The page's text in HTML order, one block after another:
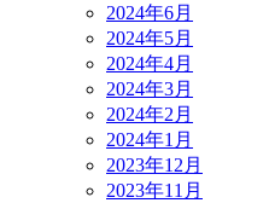
2024年6月
2024年5月
2024年4月
2024年3月
2024年2月
2024年1月
2023年12月
2023年11月